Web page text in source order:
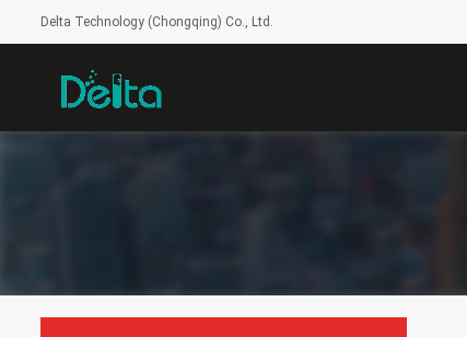
Delta Technology (Chongqing) Co., Ltd.